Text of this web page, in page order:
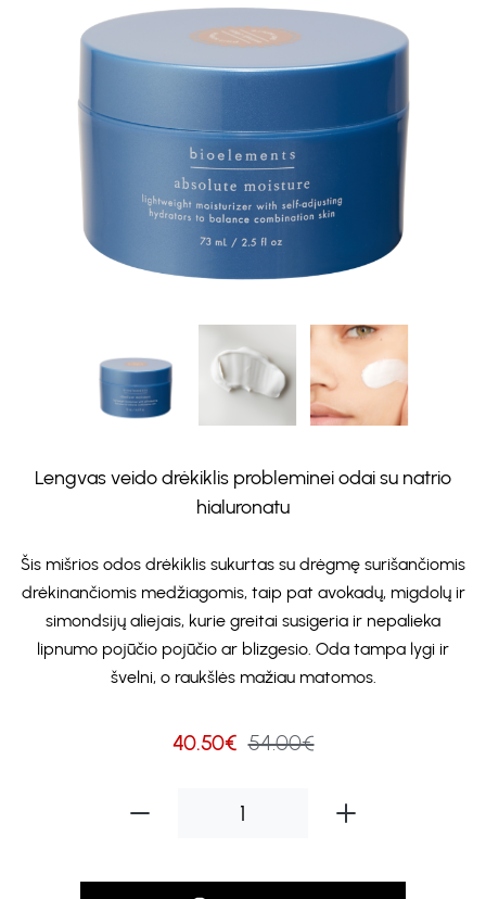
Lengvas veido drėkiklis probleminei odai su natrio
hialuronatu
Šis mišrios odos drėkiklis sukurtas su drėgmę surišančiomis
drėkinančiomis medžiagomis, taip pat avokadų, migdolų ir
simondsijų aliejais, kurie greitai susigeria ir nepalieka
lipnumo pojūčio pojūčio ar blizgesio. Oda tampa lygi ir
švelni, o raukšlės mažiau matomos.
40.50€ 54.00€